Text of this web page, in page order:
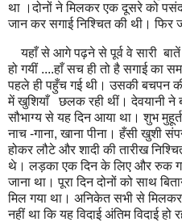
था ।दोनों ने मिलकर एक दूसरे को
जान कर सगाई निश्चित की थी। फिर
यहाँ से आगे पढ़ने से पूर्व वे सारी
हो गयीं ....हाँ सच ही तो है सगाई का
पहले ही पहुँच गई थी। उसकी बचपन
में खुशियाँ छलक रही थीं। देवयानी ने
सौभाग्य से यह दिन आया था। शुभ
नाच -गाना, खाना पीना। हँसी खुशी
होकर लौटे और शादी की तारीख
थे। लड़का एक दिन के लिए और रुक
जाना था। पूरा दिन दोनों को साथ
मिल गया था। अनिकेत सभी से
नहीं था कि यह विदाई अंतिम विदाई